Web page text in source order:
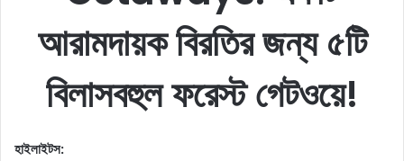
আরামদায়ক বিরতির জন্য ৫টি
বিলাসবহুল ফরেস্ট গেটওয়ে!
হাইলাইটস: